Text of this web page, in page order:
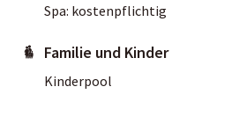
Spa: kostenpflichtig
Familie und Kinder
Kinderpool